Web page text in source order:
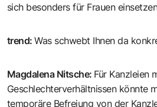
sich besonders für Frauen
trend:Was schwebt Ihnen da
Magdalena Nitsche: Für Kanzleien
Geschlechterverhältnissen könnte
temporäre Befreiung von der